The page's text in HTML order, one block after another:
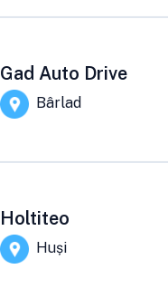
Gad Auto Drive
Bârlad
Holtiteo
Huși